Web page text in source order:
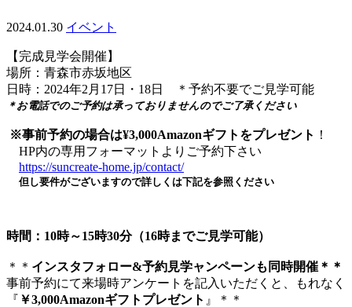
2024.01.30 イベント
【完成見学会開催】
場所：青森市赤坂地区
日時：2024年2月17日・18日 ＊予約不要でご見学可能
＊お電話でのご予約は承っておりませんのでご了承ください
※事前予約の場合は¥3,000Amazonギフトをプレゼント ！
HP内の専用フォーマットよりご予約下さい
https://suncreate-home.jp/contact/
但し要件がございますので詳しくは下記を参照ください
時間： 10時～15時30分（16時までご見学可能）
＊＊ インスタフォロー&予約見学ャンペーンも同時開催＊＊
事前予約にて来場時アンケートを記入いただくと、もれなく
『 ￥3,000Amazonギフトプレゼント 』＊＊